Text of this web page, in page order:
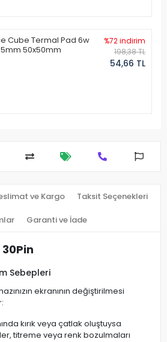
Cube Termal Pad 6w
50x50mm
%72 indirim
198,38 TL
54,66 TL
ve Kargo Taksit Seçenekleri
Garanti ve İade
30Pin
Sebepleri
ekranının değiştirilmesi
kırık veya çatlak oluştuysa
titreme veya renk bozulmaları